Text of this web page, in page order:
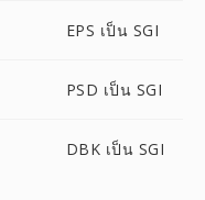
EPS เป็น SGI
PSD เป็น SGI
DBK เป็น SGI